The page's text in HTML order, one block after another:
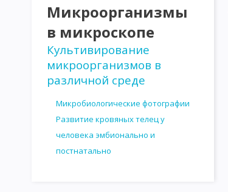
Микроорганизмы
в микроскопе
Культивирование
микроорганизмов в
различной среде
Микробиологические фотографии
Развитие кровяных телец у
человека эмбионально и
постнатально